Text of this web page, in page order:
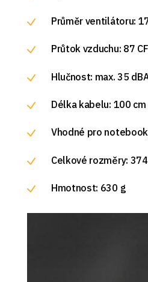
Průměr ventilátoru:
Průtok vzduchu: 87
Hlučnost: max. 35
Délka kabelu: 100 cm
Vhodné pro
Celkové rozměry:
Hmotnost: 630 g